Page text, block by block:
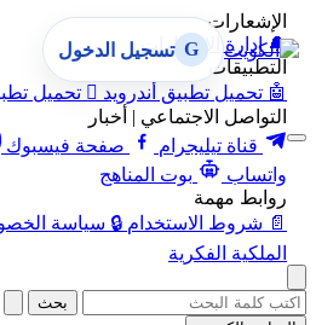
الإشعارات
🔔 إدارة الإشعارات
التطبيقات
🤖 تحميل تطبيق أندرويد  تحميل
التواصل الاجتماعي | أخبار
قناة تيليجرام
صفحة فيسبوك
واتساب
بوت المناهج
روابط مهمة
📄 شروط الاستخدام 🔒 سياسة
الملكية الفكرية
G تسجيل الدخول
بحث